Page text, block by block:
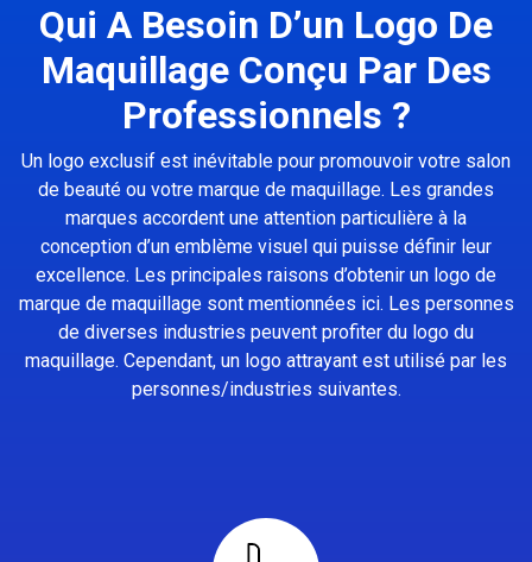
Qui A Besoin D’un Logo De
Maquillage Conçu Par Des
Professionnels ?
Un logo exclusif est inévitable pour promouvoir votre salon
de beauté ou votre marque de maquillage. Les grandes
marques accordent une attention particulière à la
conception d’un emblème visuel qui puisse définir leur
excellence. Les principales raisons d’obtenir un logo de
marque de maquillage sont mentionnées ici. Les personnes
de diverses industries peuvent profiter du logo du
maquillage. Cependant, un logo attrayant est utilisé par les
personnes/industries suivantes.